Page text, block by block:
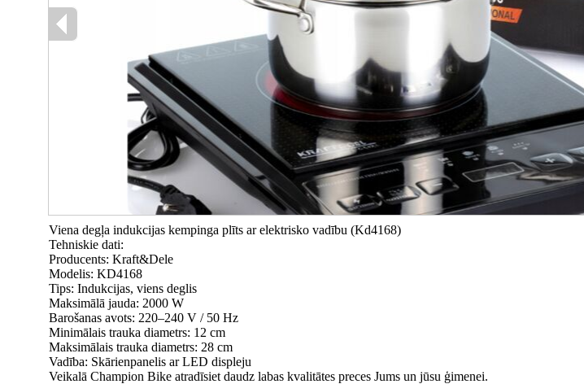
Viena degļa indukcijas kempinga plīts ar elektrisko vadību (Kd4168)
Tehniskie dati:
Producents: Kraft&Dele
Modelis: KD4168
Tips: Indukcijas, viens deglis
Maksimālā jauda: 2000 W
Barošanas avots: 220–240 V / 50 Hz
Minimālais trauka diametrs: 12 cm
Maksimālais trauka diametrs: 28 cm
Vadība: Skārienpanelis ar LED displeju
Veikalā Champion Bike atradīsiet daudz labas kvalitātes preces Jums un jūsu ģimenei.